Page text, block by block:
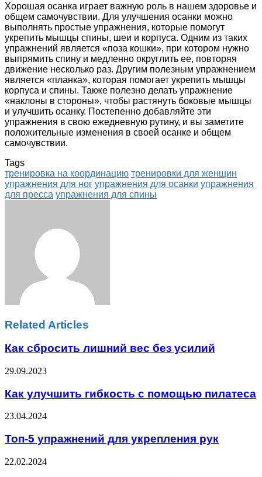
Хорошая осанка играет важную роль в нашем здоровье и
общем самочувствии. Для улучшения осанки можно
выполнять простые упражнения, которые помогут
укрепить мышцы спины, шеи и корпуса. Одним из таких
упражнений является «поза кошки», при котором нужно
выпрямить спину и медленно округлить ее, повторяя
движение несколько раз. Другим полезным упражнением
является «планка», которая помогает укрепить мышцы
корпуса и спины. Также полезно делать упражнение
«наклоны в стороны», чтобы растянуть боковые мышцы
и улучшить осанку. Постепенно добавляйте эти
упражнения в свою ежедневную рутину, и вы заметите
положительные изменения в своей осанке и общем
самочувствии.
Tags
тренировка на координацию тренировки для женщин
упражнения для ног упражнения для осанки упражнения
для пресса упражнения для спины
Related Articles
Как сбросить лишний вес без усилий
29.09.2023
Как улучшить гибкость с помощью пилатеса
23.04.2024
Топ-5 упражнений для укрепления рук
22.02.2024